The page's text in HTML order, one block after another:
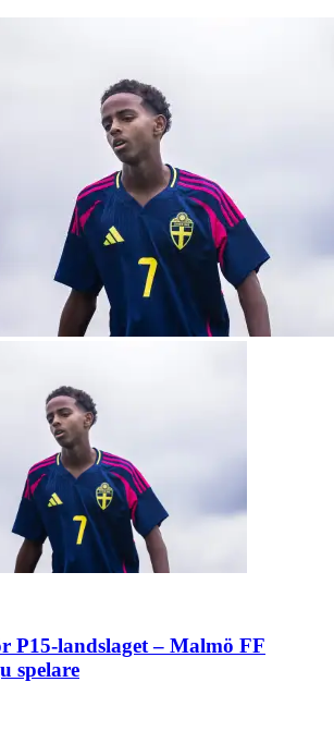
P15-landslaget – Malmö FF
spelare